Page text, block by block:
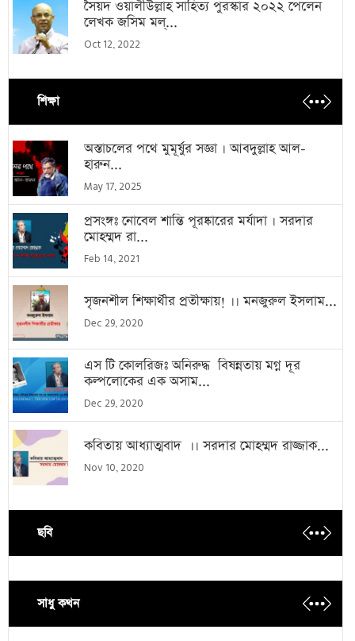
সৈয়দ ওয়ালীউল্লাহ সাহিত্য পুরস্কার ২০২২ পেলেন
লেখক জসিম মল্...
Oct 12, 2022
শিক্ষা
অস্তাচলের পথে মুমূর্ষুর সজ্ঞা । আবদুল্লাহ আল-
হারুন...
May 17, 2025
প্রসংঙ্গঃ নোবেল শান্তি পূরষ্কারের মর্যাদা । সরদার
মোহম্মদ রা...
Feb 14, 2021
সৃজনশীল শিক্ষার্থীর প্রতীক্ষায়! ।। মনজুরুল ইসলাম...
Dec 29, 2020
এস টি কোলরিজঃ অনিরুদ্ধ বিষন্নতায় মগ্ন দূর
কল্পলোকের এক অসাম...
Dec 29, 2020
কবিতায় আধ্যাত্মবাদ ।। সরদার মোহম্মদ রাজ্জাক...
Nov 10, 2020
ছবি
সাধু কথন